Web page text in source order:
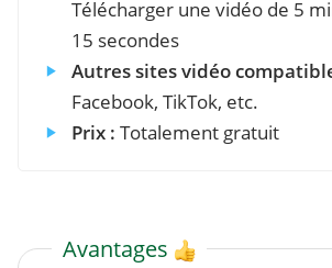
Télécharger une vidéo de 5
15 secondes
Autres sites vidéo
Facebook, TikTok, etc.
Prix : Totalement gratuit
Avantages